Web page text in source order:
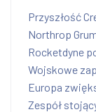
Przyszłość
Northrop
Rocketdyne
Wojskowe
Europa
Zespół